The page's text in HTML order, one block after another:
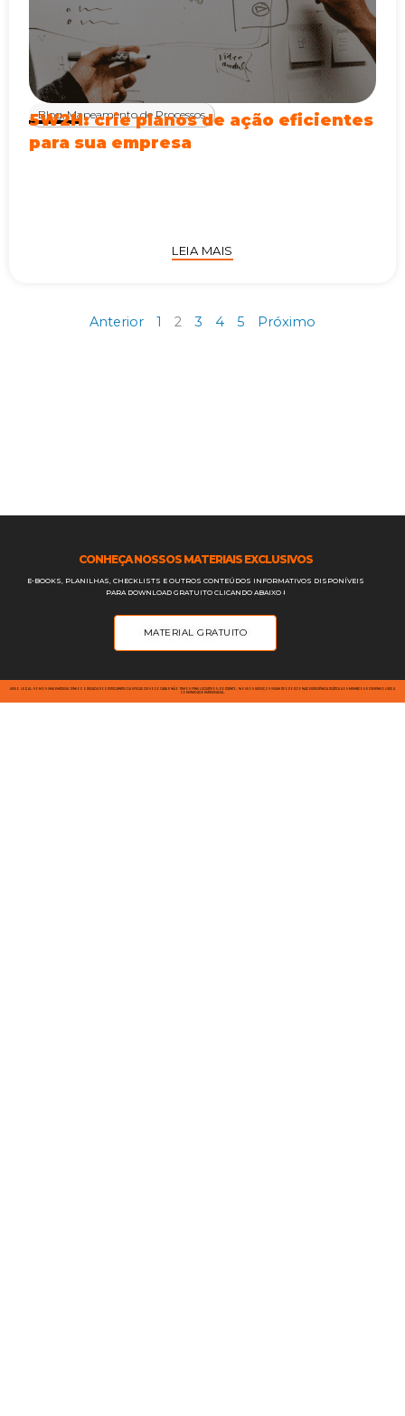
Blog,Mapeamento de Processos
5W2H: crie planos de ação eficientes
para sua empresa
LEIA MAIS
Anterior 1 2 3 4 5 Próximo
CONHEÇA NOSSOS MATERIAIS EXCLUSIVOS
E-BOOKS, PLANILHAS, CHECKLISTS E OUTROS CONTEÚDOS INFORMATIVOS DISPONÍVEIS
PARA DOWNLOAD GRATUITO CLICANDO ABAIXO ⭣
MATERIAL GRATUITO
AVISO LEGAL: SOMOS UMA EMPRESA JÚNIOR OPERADA POR ESTUDANTES DA UFSCAR DE SOROCABA E NÃO TEMOS FINS LUCRATIVOS; PORTANTO, NOSSOS SERVIÇOS VISAM PROPORCIONAR EXPERIÊNCIA PRÁTICA AOS MEMBROS E DESENVOLVER A
COMUNIDADE EMPRESARIAL.